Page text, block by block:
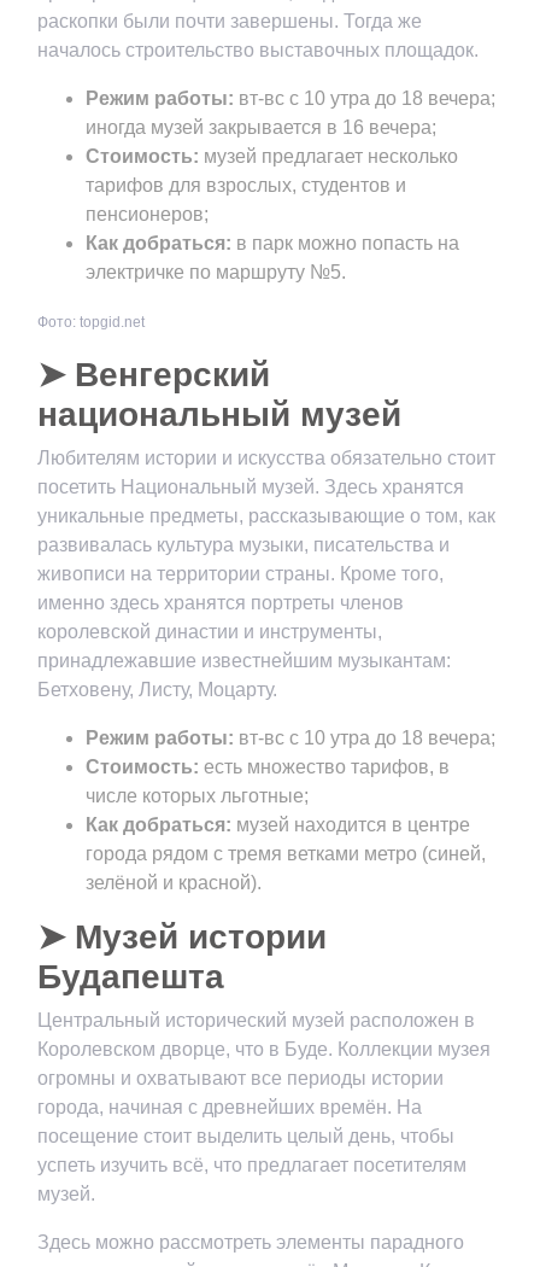
раскопки были почти завершены. Тогда же
началось строительство выставочных площадок.
Режим работы: вт-вс с 10 утра до 18 вечера;
иногда музей закрывается в 16 вечера;
Стоимость: музей предлагает несколько
тарифов для взрослых, студентов и
пенсионеров;
Как добраться: в парк можно попасть на
электричке по маршруту №5.
Фото: topgid.net
➤ Венгерский
национальный музей
Любителям истории и искусства обязательно стоит
посетить Национальный музей. Здесь хранятся
уникальные предметы, рассказывающие о том, как
развивалась культура музыки, писательства и
живописи на территории страны. Кроме того,
именно здесь хранятся портреты членов
королевской династии и инструменты,
принадлежавшие известнейшим музыкантам:
Бетховену, Листу, Моцарту.
Режим работы: вт-вс с 10 утра до 18 вечера;
Стоимость: есть множество тарифов, в
числе которых льготные;
Как добраться: музей находится в центре
города рядом с тремя ветками метро (синей,
зелёной и красной).
➤ Музей истории
Будапешта
Центральный исторический музей расположен в
Королевском дворце, что в Буде. Коллекции музея
огромны и охватывают все периоды истории
города, начиная с древнейших времён. На
посещение стоит выделить целый день, чтобы
успеть изучить всё, что предлагает посетителям
музей.
Здесь можно рассмотреть элементы парадного